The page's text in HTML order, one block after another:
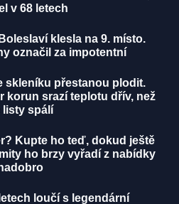
v 68 letech
klesla na 9. místo.
označil za impotentní
skleníku přestanou plodit.
korun srazí teplotu dřív, než
listy spálí
Kupte ho teď, dokud ještě
ho brzy vyřadí z nabídky
loučí s legendární